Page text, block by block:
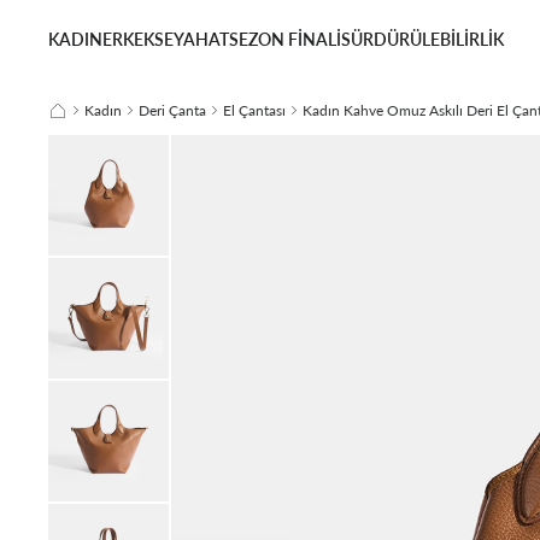
KADINERKEKSEYAHATSEZON FİNALİSÜRDÜRÜLEBİLİRLİK
Kadın Deri Çanta El Çantası Kadın Kahve Omuz Askılı Deri El